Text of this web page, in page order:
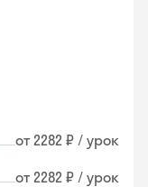
от 2282 ₽ / урок
от 2282 ₽ / урок